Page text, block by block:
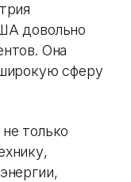
довольно
Она
сферу
только